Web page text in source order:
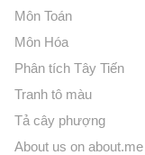
Môn Toán
Môn Hóa
Phân tích Tây Tiến
Tranh tô màu
Tả cây phượng
About us on about.me